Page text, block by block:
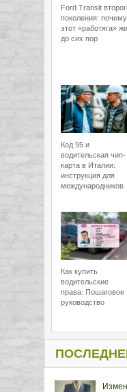
Ford Transit
поколения: почему
этот «работяга»
до сих пор
Код 95 и
водительская чип-
карта в Италии:
инструкция для
международников
Как купить
водительские
права: Пошаговое
руководство